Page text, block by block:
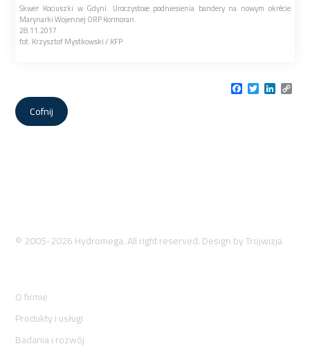
Skwer Kociuszki w Gdyni. Uroczystoæ podniesienia bandery na nowym okrêcie
Marynarki Wojennej ORP Kormoran.
28.11.2017
fot. Krzysztof Mystkowski / KFP
Facebook
Twitter
Link
Cofnij
© 2005-2026 Hydromega. All right reserved. Design byTrojwizja
O firmie
Produkty i usługi
Badania i rozwój